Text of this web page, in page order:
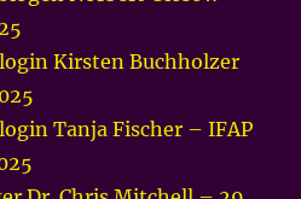
Kirsten Buchholzer
Tanja Fischer – IFAP